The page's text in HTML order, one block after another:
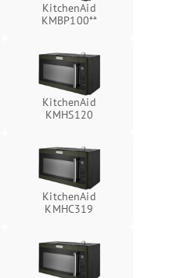
KitchenAid
KMBP100**
KitchenAid
KMHS120
KitchenAid
KMHC319